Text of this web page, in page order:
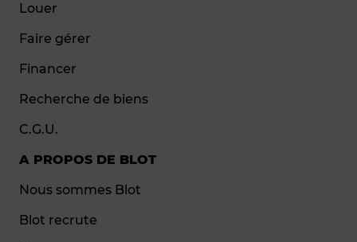
Louer
Faire gérer
Financer
Recherche de biens
C.G.U.
A PROPOS DE BLOT
Nous sommes Blot
Blot recrute